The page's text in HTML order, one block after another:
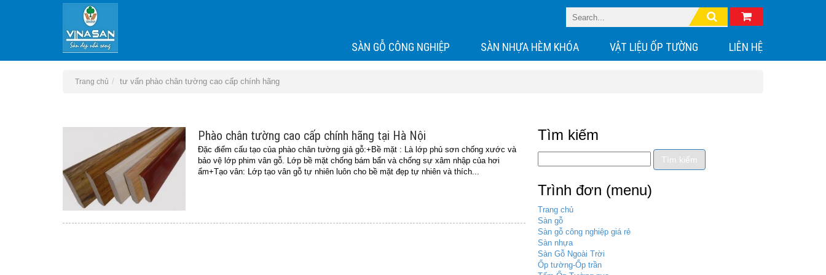
SÀN GỖ CÔNG NGHIỆP SÀN NHỰA HÈM KHÓA VẬT LIỆU ỐP TƯỜNG LIÊN HỆ
Trang chủ tư vấn phào chân tường cao cấp chính hãng
Phào chân tường cao cấp chính hãng tại Hà Nội
Đặc điểm cấu tạo của phào chân tường giả gỗ:+Bề mặt : Là lớp phủ sơn chống xước và
bảo vệ lớp phim vân gỗ. Lớp bề mặt chống bám bẩn và chống sự xâm nhập của hơi
ẩm+Tạo vân: Lớp tạo vân gỗ tự nhiên luôn cho bề mặt đẹp tự nhiên và thích...
Tìm kiếm
Trình đơn (menu)
Trang chủ
Sàn gỗ
Sàn gỗ công nghiệp giá rẻ
Sàn nhựa
Sàn Gỗ Ngoài Trời
Ốp tường-Ốp trần